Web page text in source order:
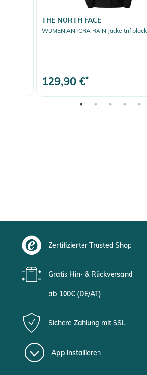
THE NORTH FACE
WOMEN ANTORA RAIN Jacke tnf black
129,90 €*
Zertifizierter Trusted Shop
Gratis Hin- & Rückversand
ab 100€ (DE/AT)
Sichere Zahlung mit SSL
App installieren